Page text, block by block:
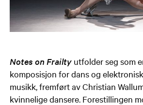
Notes on Frailty utfolder seg som
komposisjon for dans og
musikk, fremført av Christian
kvinnelige dansere. Forestillingen